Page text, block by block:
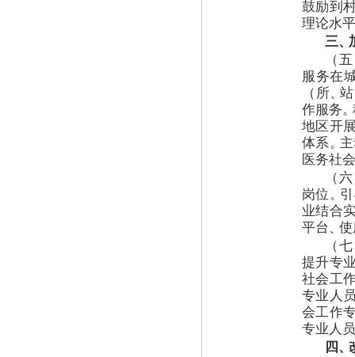
鼓励到
理论水
三、
（ 五
服务在
（ 所、站
作服务。
地区开
体系 。
医务社
（ 六
岗位。
业结合
平台 、
（七
提升专
社会工
专业人
会工作
专业人
四、